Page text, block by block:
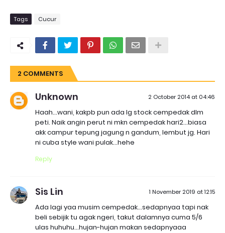
Tags Cucur
2 COMMENTS
Unknown 2 October 2014 at 04:46
Haah...wani, kakpb pun ada lg stock cempedak dlm
peti. Naik angin perut ni mkn cempedak hari2...biasa
akk campur tepung jagung n gandum, lembut jg. Hari
ni cuba style wani pulak...hehe
Reply
Sis Lin 1 November 2019 at 12:15
Ada lagi yaa musim cempedak...sedapnyaa tapi nak
beli sebijik tu agak ngeri, takut dalamnya cuma 5/6
ulas huhuhu...hujan-hujan makan sedapnyaaa